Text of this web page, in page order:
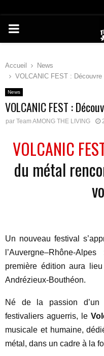
PRIMARY
Accueil
News
VOLCANIC FEST :
News
VOLCANIC FEST :
par Team AMONG THE LIVING
VOLCANIC
du métal
Un nouveau festival
l’Auvergne–Rhône-
première édition aura
Andrézieux-Bouthéon.
Né de la passion d’un
festivaliers aguerris, le
musicale et humaine,
métal, dans un cadre à la